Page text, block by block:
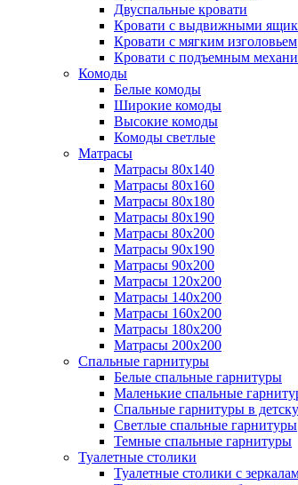
Двуспальные кровати
Кровати с выдвижными
Кровати с мягким изголовьем
Кровати с подъемным
Комоды
Белые комоды
Широкие комоды
Высокие комоды
Комоды светлые
Матрасы
Матрасы 80х140
Матрасы 80х160
Матрасы 80х180
Матрасы 80х190
Матрасы 80х200
Матрасы 90х190
Матрасы 90х200
Матрасы 120х200
Матрасы 140х200
Матрасы 160х200
Матрасы 180х200
Матрасы 200х200
Спальные гарнитуры
Белые спальные гарнитуры
Маленькие спальные
Спальные гарнитуры в
Светлые спальные гарнитуры
Темные спальные гарнитуры
Туалетные столики
Туалетные столики с